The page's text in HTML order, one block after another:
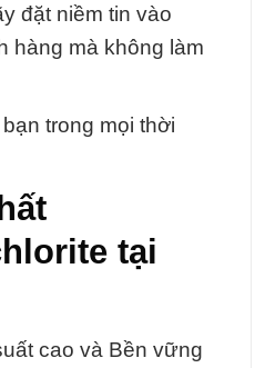
đặt niềm tin vào
hàng mà không làm
trong mọi thời
tại
cao và Bền vững